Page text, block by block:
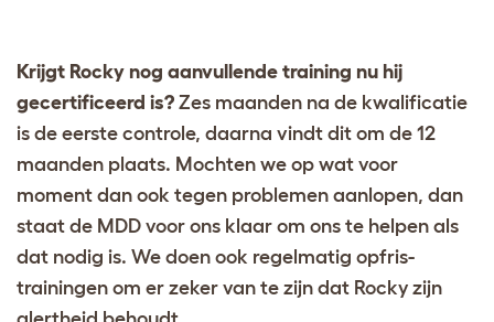
Krijgt Rocky nog aanvullende training nu hij
gecertificeerd is? Zes maanden na de kwalificatie
is de eerste controle, daarna vindt dit om de 12
maanden plaats. Mochten we op wat voor
moment dan ook tegen problemen aanlopen, dan
staat de MDD voor ons klaar om ons te helpen als
dat nodig is. We doen ook regelmatig opfris-
trainingen om er zeker van te zijn dat Rocky zijn